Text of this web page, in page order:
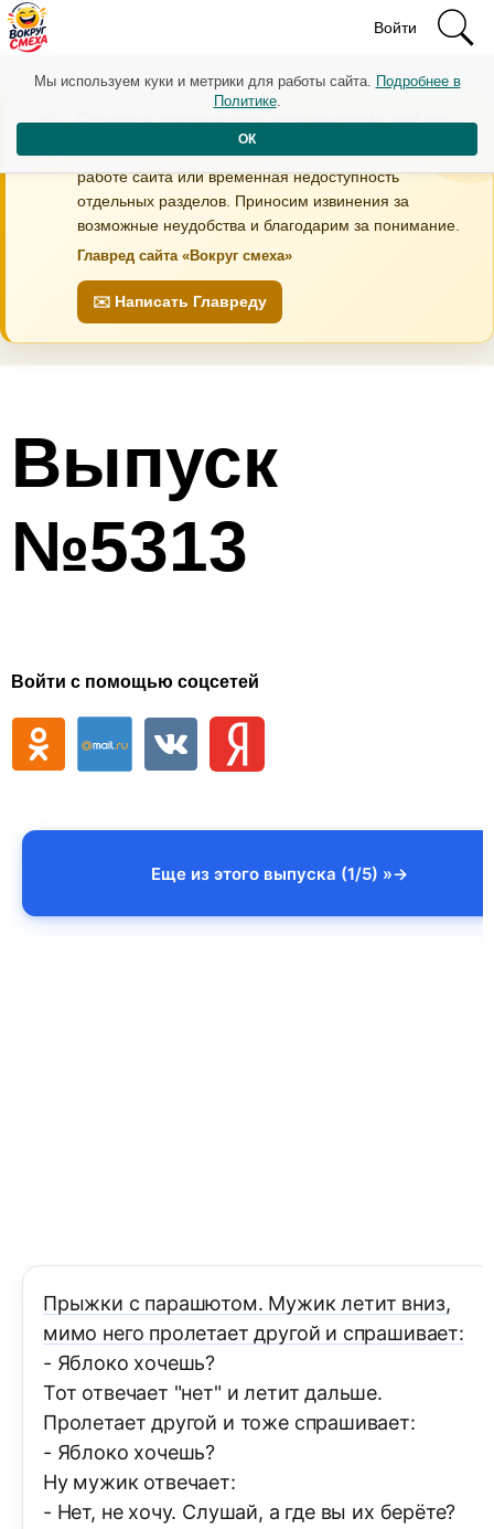
Войти
Сегодня проводятся технические работы
В течение дня возможны кратковременные перебои в
работе сайта или временная недоступность
отдельных разделов. Приносим извинения за
возможные неудобства и благодарим за понимание.
Главред сайта «Вокруг смеха»
✉️ Написать Главреду
Выпуск
№5313
Войти с помощью соцсетей
Еще из этого выпуска (1/5) »
Прыжки с парашютом. Мужик летит вниз,
мимо него пролетает другой и спрашивает:
- Яблоко хочешь?
Тот отвечает "нет" и летит дальше.
Пролетает другой и тоже спрашивает:
- Яблоко хочешь?
Ну мужик отвечает:
- Нет, не хочу. Слушай, а где вы их берёте?
Мы используем куки и метрики для работы сайта. Подробнее в
Политике.
ОК